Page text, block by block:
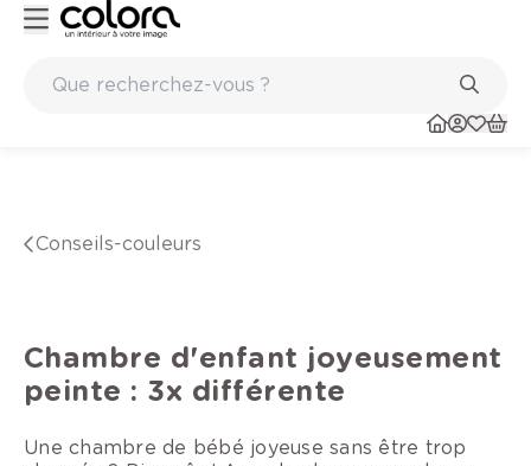
conseils-couleurs
Chambre d'enfant joyeusement
peinte : 3x différente
Une chambre de bébé joyeuse sans être trop